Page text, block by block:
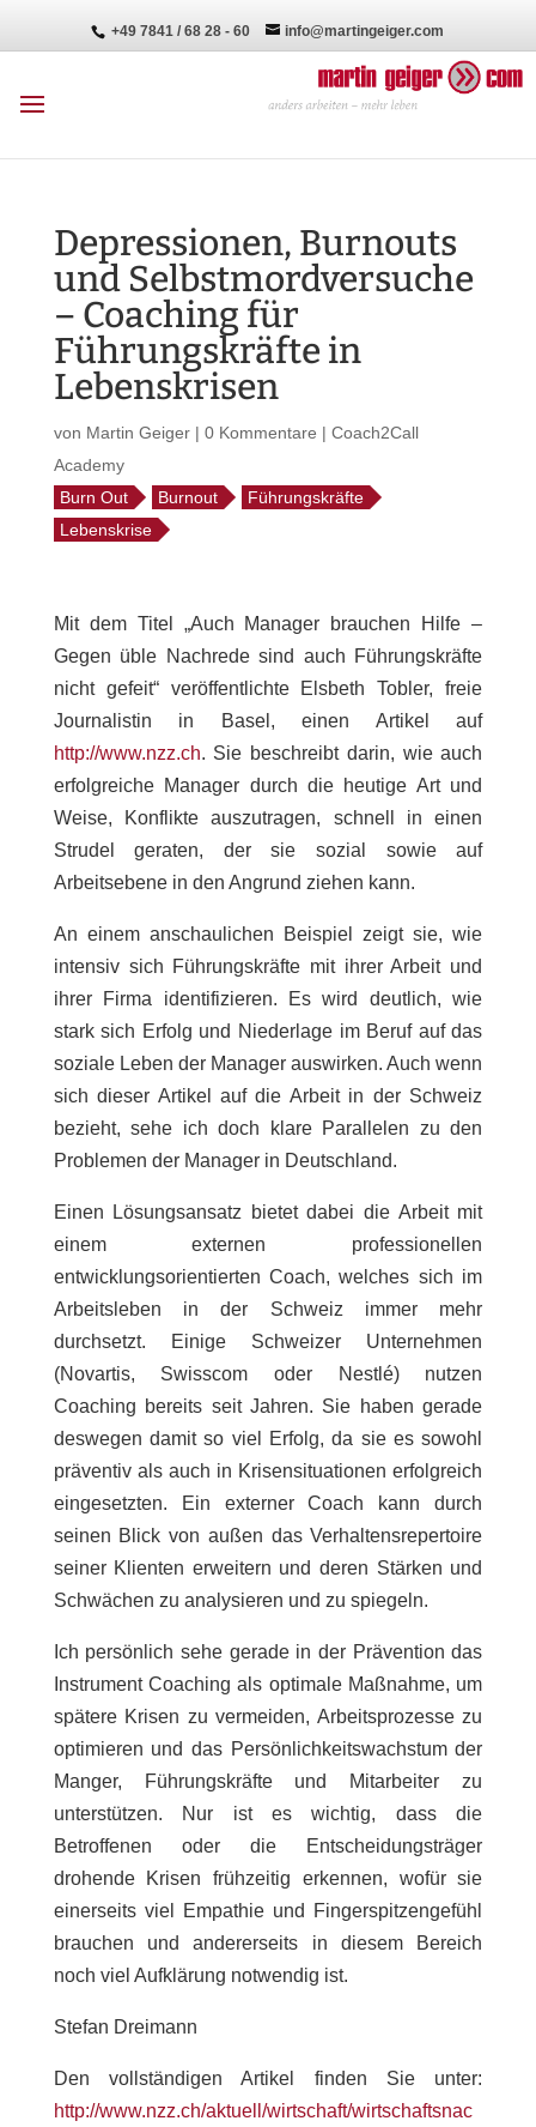
+49 7841 / 68 28 - 60 info@martingeiger.com
Depressionen, Burnouts
und Selbstmordversuche
– Coaching für
Führungskräfte in
Lebenskrisen
von Martin Geiger| 0 Kommentare | Coach2Call
Academy
Burn Out
Burnout
Führungskräfte
Lebenskrise
Mit dem Titel „Auch Manager brauchen Hilfe –
Gegen üble Nachrede sind auch Führungskräfte
nicht gefeit“ veröffentlichte Elsbeth Tobler, freie
Journalistin in Basel, einen Artikel auf
http://www.nzz.ch. Sie beschreibt darin, wie auch
erfolgreiche Manager durch die heutige Art und
Weise, Konflikte auszutragen, schnell in einen
Strudel geraten, der sie sozial sowie auf
Arbeitsebene in den Angrund ziehen kann.
An einem anschaulichen Beispiel zeigt sie, wie
intensiv sich Führungskräfte mit ihrer Arbeit und
ihrer Firma identifizieren. Es wird deutlich, wie
stark sich Erfolg und Niederlage im Beruf auf das
soziale Leben der Manager auswirken. Auch wenn
sich dieser Artikel auf die Arbeit in der Schweiz
bezieht, sehe ich doch klare Parallelen zu den
Problemen der Manager in Deutschland.
Einen Lösungsansatz bietet dabei die Arbeit mit
einem externen professionellen
entwicklungsorientierten Coach, welches sich im
Arbeitsleben in der Schweiz immer mehr
durchsetzt. Einige Schweizer Unternehmen
(Novartis, Swisscom oder Nestlé) nutzen
Coaching bereits seit Jahren. Sie haben gerade
deswegen damit so viel Erfolg, da sie es sowohl
präventiv als auch in Krisensituationen erfolgreich
eingesetzten. Ein externer Coach kann durch
seinen Blick von außen das Verhaltensrepertoire
seiner Klienten erweitern und deren Stärken und
Schwächen zu analysieren und zu spiegeln.
Ich persönlich sehe gerade in der Prävention das
Instrument Coaching als optimale Maßnahme, um
spätere Krisen zu vermeiden, Arbeitsprozesse zu
optimieren und das Persönlichkeitswachstum der
Manger, Führungskräfte und Mitarbeiter zu
unterstützen. Nur ist es wichtig, dass die
Betroffenen oder die Entscheidungsträger
drohende Krisen frühzeitig erkennen, wofür sie
einerseits viel Empathie und Fingerspitzengefühl
brauchen und andererseits in diesem Bereich
noch viel Aufklärung notwendig ist.
Stefan Dreimann
Den vollständigen Artikel finden Sie unter:
http://www.nzz.ch/aktuell/wirtschaft/wirtschaftsnac